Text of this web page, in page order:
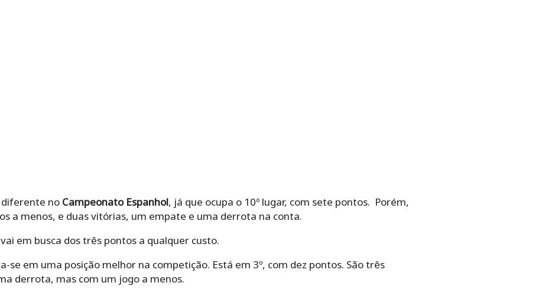
no Campeonato Espanhol, já que ocupa o 10º lugar, com sete pontos. Porém,
a menos, e duas vitórias, um empate e uma derrota na conta.
em busca dos três pontos a qualquer custo.
se em uma posição melhor na competição. Está em 3º, com dez pontos. São três
derrota, mas com um jogo a menos.